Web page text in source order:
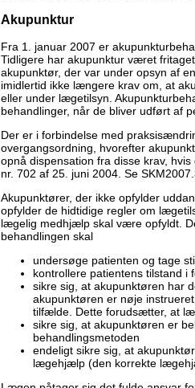
Akupunktur
Fra 1. januar 2007 er
Tidligere har akupunktur været
akupunktør, der var under opsyn af
imidlertid ikke længere krav om, at
eller under lægetilsyn.
behandlinger, når de bliver udført af
Der er i forbindelse med
overgangsordning, hvorefter
opnå dispensation fra disse krav,
nr. 702 af 25. juni 2004. Se
Akupunktører, der ikke opfylder
opfylder de hidtidige regler om
lægelig medhjælp skal være opfyldt.
behandlingen skal
undersøge patienten og tage
kontrollere patientens tilstand i
sikre sig, at akupunktøren har
akupunktøren er nøje
tilfælde. Dette forudsætter, at
sikre sig, at akupunktøren er
behandlingsmetoden
endeligt sikre sig, at
lægehjælp (den korrekte